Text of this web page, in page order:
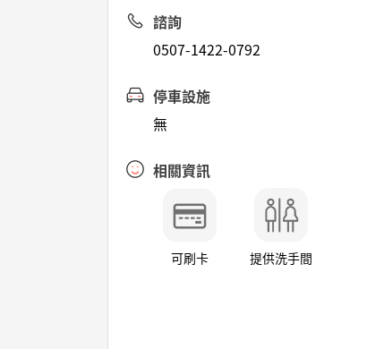
諮詢
0507-1422-0792
停車設施
無
相關資訊
可刷卡 提供洗手間